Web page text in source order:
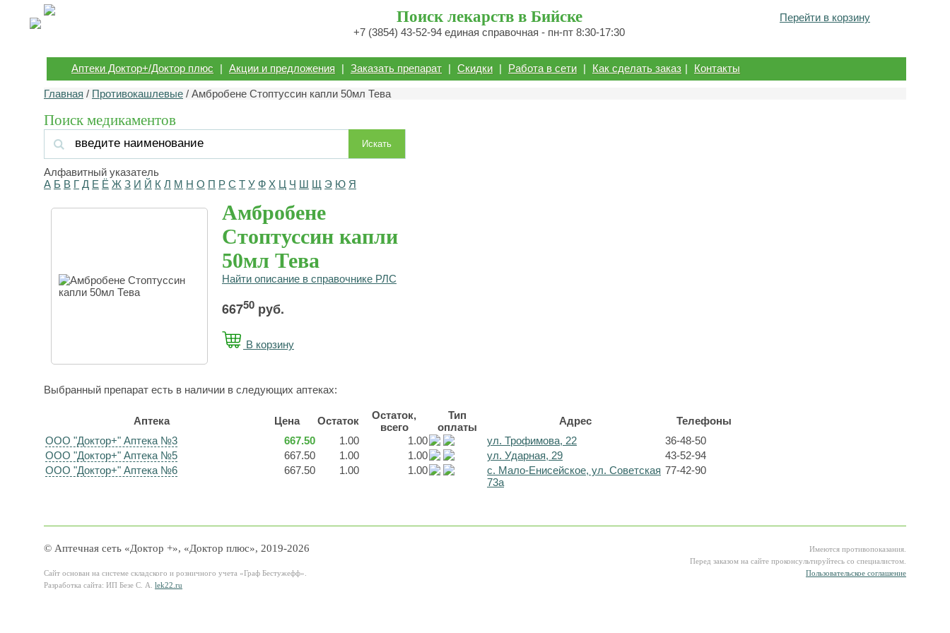
Поиск лекарств в Бийске
+7 (3854) 43-52-94 единая справочная - пн-пт 8:30-17:30
Перейти в корзину
Аптеки Доктор+/Доктор плюс | Акции и предложения | Заказать препарат | Скидки | Работа в сети | Как сделать заказ | Контакты
Главная / Противокашлевые / Амбробене Стоптуссин капли 50мл Тева
Поиск медикаментов
Искать
Алфавитный указатель
А Б В Г Д Е Ё Ж З И Й К Л М Н О П Р С Т У Ф Х Ц Ч Ш Щ Э Ю Я
Амбробене
Стоптуссин капли
50мл Тева
Найти описание в справочнике РЛС
66750 руб.
В корзину
Выбранный препарат есть в наличии в следующих аптеках:
Аптека Цена Остаток
Остаток,
всего
Тип
оплаты
Адрес
Телефоны
ООО "Доктор+" Аптека №3
667.50 1.00 1.00 ул. Трофимова, 22
36-48-50
ООО "Доктор+" Аптека №5
667.50 1.00 1.00 ул. Ударная, 29
43-52-94
ООО "Доктор+" Аптека №6
667.50 1.00 1.00
с. Мало-Енисейское, ул. Советская
73а
77-42-90
© Аптечная сеть «Доктор +», «Доктор плюс», 2019-2026
Сайт основан на системе складского и розничного учета «Граф Бестужефф».
Разработка сайта: ИП Безе С. А. lek22.ru
Имеются противопоказания.
Перед заказом на сайте проконсультируйтесь со специалистом.
Пользовательское соглашение